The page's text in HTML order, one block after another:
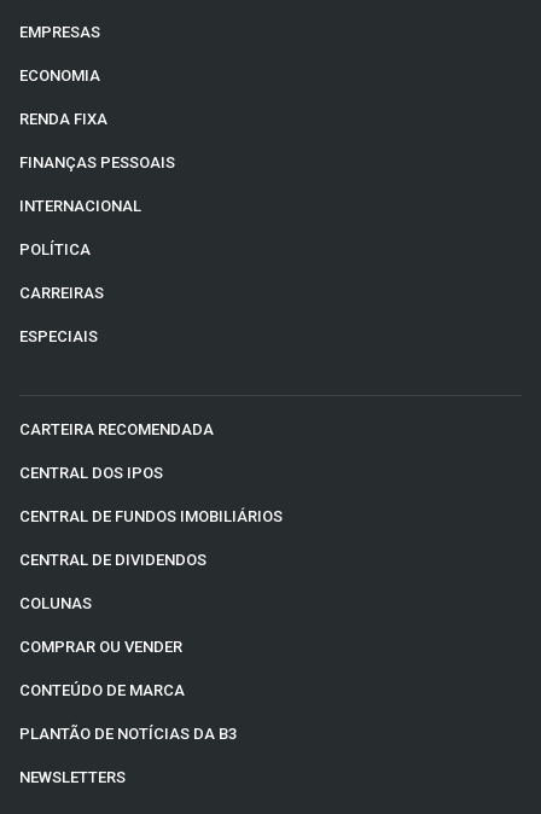
EMPRESAS
ECONOMIA
RENDA FIXA
FINANÇAS PESSOAIS
INTERNACIONAL
POLÍTICA
CARREIRAS
ESPECIAIS
CARTEIRA RECOMENDADA
CENTRAL DOS IPOS
CENTRAL DE FUNDOS IMOBILIÁRIOS
CENTRAL DE DIVIDENDOS
COLUNAS
COMPRAR OU VENDER
CONTEÚDO DE MARCA
PLANTÃO DE NOTÍCIAS DA B3
NEWSLETTERS